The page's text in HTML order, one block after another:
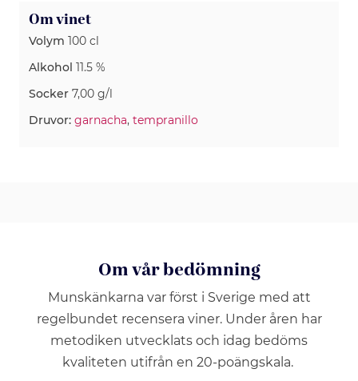
Om vinet
Volym 100 cl
Alkohol 11.5 %
Socker 7,00 g/l
Druvor: garnacha, tempranillo
Om vår bedömning
Munskänkarna var först i Sverige med att
regelbundet recensera viner. Under åren har
metodiken utvecklats och idag bedöms
kvaliteten utifrån en 20-poängskala.